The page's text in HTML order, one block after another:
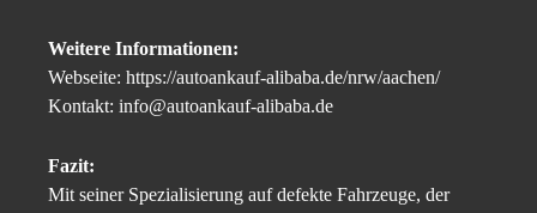
Weitere Informationen:
Webseite: https://autoankauf-alibaba.de/nrw/aachen/
Kontakt: info@autoankauf-alibaba.de
Fazit:
Mit seiner Spezialisierung auf defekte Fahrzeuge, der